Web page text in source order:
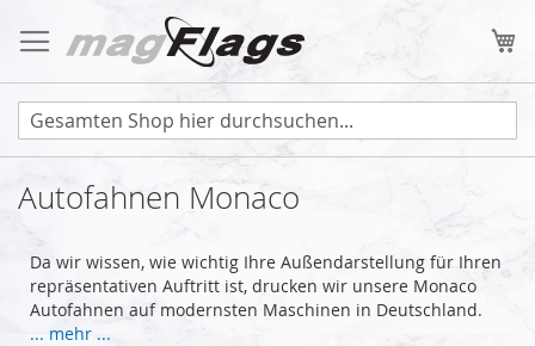
Inhalt
springen
Autofahnen Monaco
Da wir wissen, wie wichtig Ihre Außendarstellung für Ihren
repräsentativen Auftritt ist, drucken wir unsere Monaco
Autofahnen auf modernsten Maschinen in Deutschland.
... mehr ...